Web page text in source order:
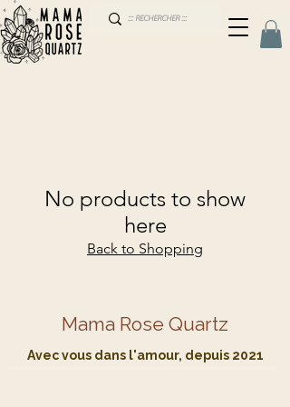
No products to show
here
Back to Shopping
Mama Rose Quartz
Avec vous dans l'amour, depuis 2021